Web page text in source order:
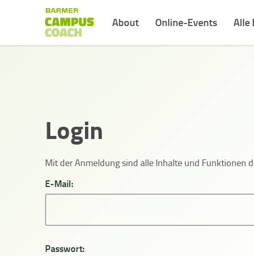
About Online-Events Alle
Login
Mit der Anmeldung sind alle Inhalte und Funktionen
E-Mail:
Passwort: